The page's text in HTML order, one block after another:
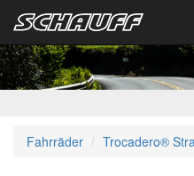
Fahrräder Trocadero®